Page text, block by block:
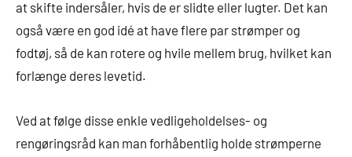
at skifte indersåler, hvis de er slidte eller lugter. Det kan
også være en god idé at have flere par strømper og
fodtøj, så de kan rotere og hvile mellem brug, hvilket kan
forlænge deres levetid.
Ved at følge disse enkle vedligeholdelses- og
rengøringsråd kan man forhåbentlig holde strømperne